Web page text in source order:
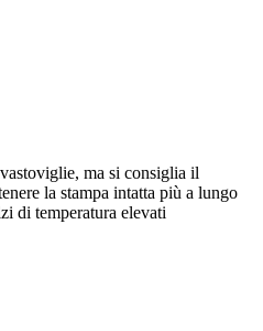
ma si consiglia il
la stampa intatta più a lungo
di temperatura elevati